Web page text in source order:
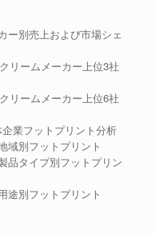
ー別売上および市場シェ
リームメーカー上位3社
リームメーカー上位6社
業フットプリント分析
域別フットプリント
品タイプ別フットプリン
途別フットプリント